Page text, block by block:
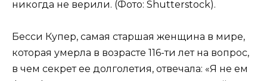
никогда не верили. (Фото: Shutterstock).
Бесси Купер, самая старшая женщина в мире,
которая умерла в возрасте 116-ти лет на вопрос,
в чем секрет ее долголетия, отвечала: «Я не ем